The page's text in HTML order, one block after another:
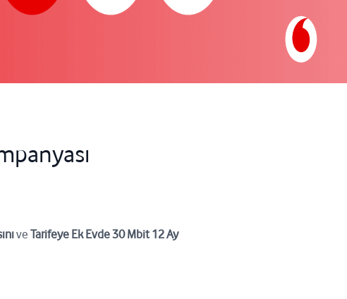
ve Tarifeye Ek Evde 30 Mbit 12 Ay